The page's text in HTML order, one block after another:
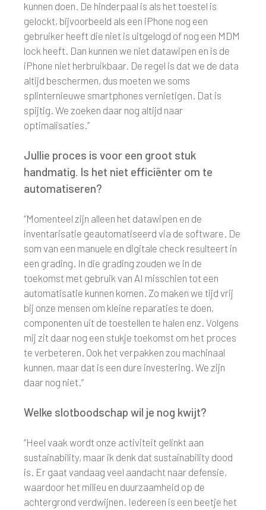
kunnen doen. De hinderpaal is als het toestel is
gelockt, bijvoorbeeld als een iPhone nog een
gebruiker heeft die niet is uitgelogd of nog een MDM
lock heeft. Dan kunnen we niet datawipen en is de
iPhone niet herbruikbaar. De regel is dat we de data
altijd beschermen, dus moeten we soms
splinternieuwe smartphones vernietigen. Dat is
spijtig. We zoeken daar nog altijd naar
optimalisaties.”
Jullie proces is voor een groot stuk
handmatig. Is het niet efficiënter om te
automatiseren?
“Momenteel zijn alleen het datawipen en de
inventarisatie geautomatiseerd via de software. De
som van een manuele en digitale check resulteert in
een grading. In die grading zouden we in de
toekomst met gebruik van AI misschien tot een
automatisatie kunnen komen. Zo maken we tijd vrij
bij onze mensen om kleine reparaties te doen,
componenten uit de toestellen te halen enz. Volgens
mij zit daar nog een stukje toekomst om het proces
te verbeteren. Ook het verpakken zou machinaal
kunnen, maar dat is een dure investering. We zijn
daar nog niet.”
Welke slotboodschap wil je nog kwijt?
“Heel vaak wordt onze activiteit gelinkt aan
sustainability, maar ik denk dat sustainability dood
is. Er gaat vandaag veel aandacht naar defensie,
waardoor het milieu en duurzaamheid op de
achtergrond verdwijnen. Iedereen is een beetje het